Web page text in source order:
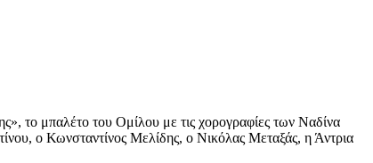
το μπαλέτο του Ομίλου με τις χορογραφίες των Ναδίνα
ο Κωνσταντίνος Μελίδης, ο Νικόλας Μεταξάς, η Άντρια